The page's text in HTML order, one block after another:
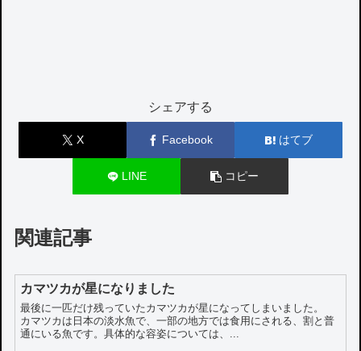
シェアする
X Facebook はてブ
LINE コピー
関連記事
カマツカが星になりました
最後に一匹だけ残っていたカマツカが星になってしまいました。
カマツカは日本の淡水魚で、一部の地方では食用にされる、割と普
通にいる魚です。具体的な容姿については、...